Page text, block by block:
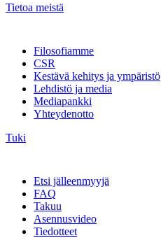
Tietoa meistä
Filosofiamme
CSR
Kestävä kehitys ja ympäristö
Lehdistö ja media
Mediapankki
Yhteydenotto
Tuki
Etsi jälleenmyyjä
FAQ
Takuu
Asennusvideo
Tiedotteet